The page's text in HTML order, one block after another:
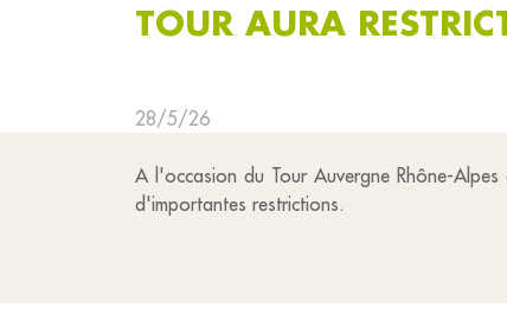
TOUR AURA
28/5/26
A l'occasion du Tour Auvergne Rhône-
d'importantes restrictions.